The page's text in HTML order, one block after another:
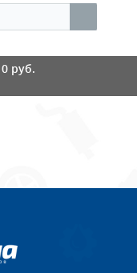
0 руб.